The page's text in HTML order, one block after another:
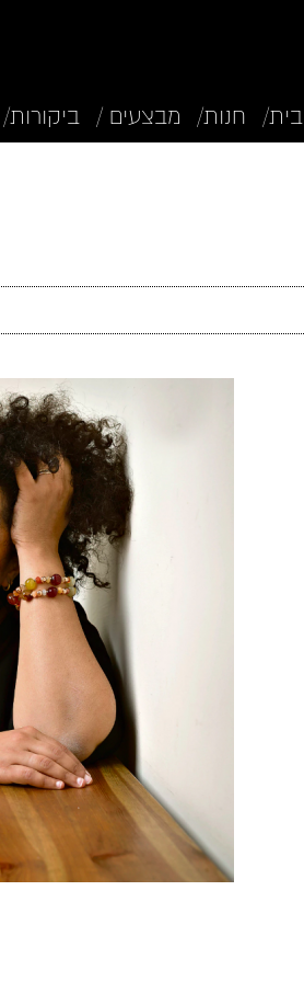
בית/ חנות/ מבצעים / ביקורות/